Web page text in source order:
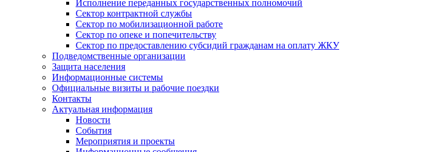
Исполнение переданных государственных полномочий
Сектор контрактной службы
Сектор по мобилизационной работе
Сектор по опеке и попечительству
Сектор по предоставлению субсидий гражданам на оплату ЖКУ
Подведомственные организации
Защита населения
Информационные системы
Официальные визиты и рабочие поездки
Контакты
Актуальная информация
Новости
События
Мероприятия и проекты